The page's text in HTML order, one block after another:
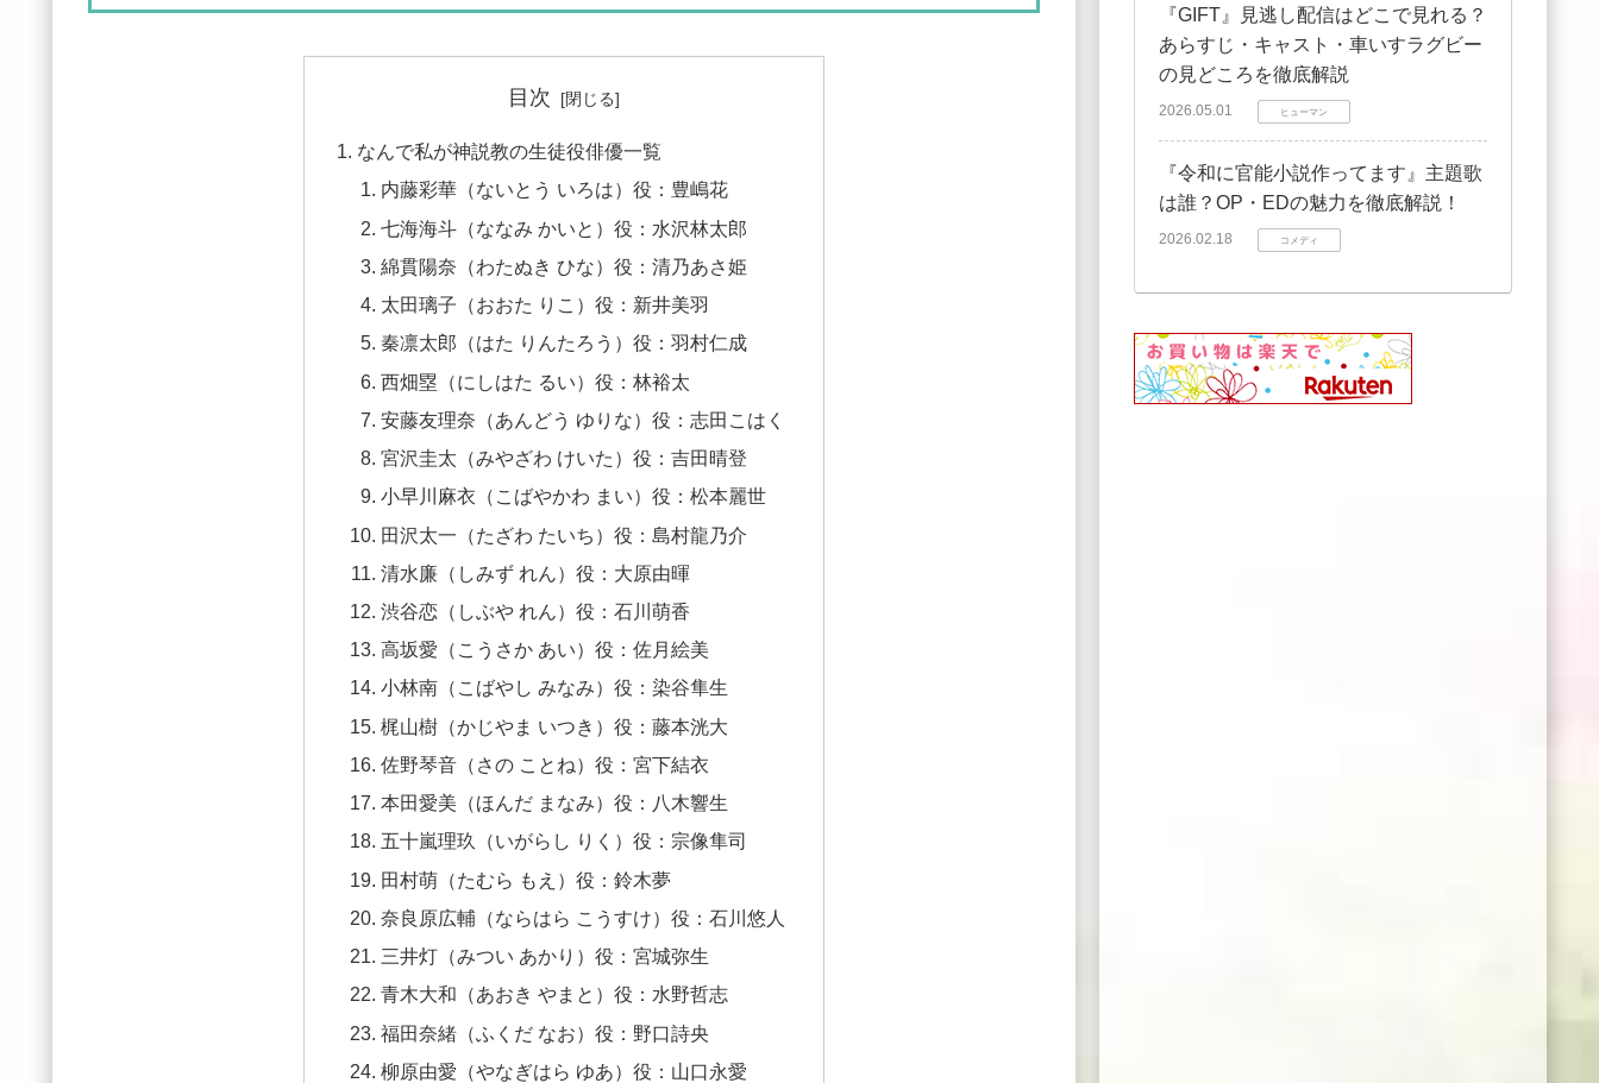
目次
なんで私が神説教の生徒役俳優一覧
内藤彩華（ないとう いろは）役：豊嶋花
七海海斗（ななみ かいと）役：水沢林太郎
綿貫陽奈（わたぬき ひな）役：清乃あさ姫
太田璃子（おおた りこ）役：新井美羽
秦凛太郎（はた りんたろう）役：羽村仁成
西畑塁（にしはた るい）役：林裕太
安藤友理奈（あんどう ゆりな）役：志田こはく
宮沢圭太（みやざわ けいた）役：吉田晴登
小早川麻衣（こばやかわ まい）役：松本麗世
田沢太一（たざわ たいち）役：島村龍乃介
清水廉（しみず れん）役：大原由暉
渋谷恋（しぶや れん）役：石川萌香
高坂愛（こうさか あい）役：佐月絵美
小林南（こばやし みなみ）役：染谷隼生
梶山樹（かじやま いつき）役：藤本洸大
佐野琴音（さの ことね）役：宮下結衣
本田愛美（ほんだ まなみ）役：八木響生
五十嵐理玖（いがらし りく）役：宗像隼司
田村萌（たむら もえ）役：鈴木夢
奈良原広輔（ならはら こうすけ）役：石川悠人
三井灯（みつい あかり）役：宮城弥生
青木大和（あおき やまと）役：水野哲志
福田奈緒（ふくだ なお）役：野口詩央
柳原由愛（やなぎはら ゆあ）役：山口永愛
『GIFT』見逃し配信はどこで見れる？
あらすじ・キャスト・車いすラグビー
の見どころを徹底解説
2026.05.01 ヒューマン
『令和に官能小説作ってます』主題歌
は誰？OP・EDの魅力を徹底解説！
2026.02.18 コメディ